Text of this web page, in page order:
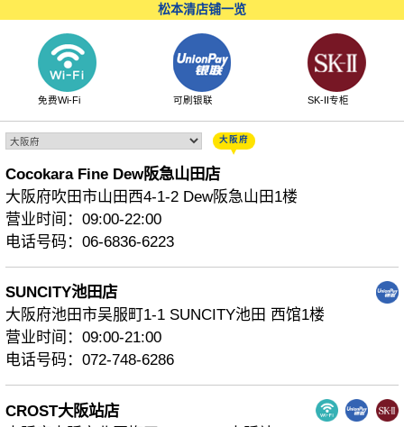
松本清店铺一览
免费Wi-Fi 可刷银联 SK-II专柜
大阪府
Cocokara Fine Dew阪急山田店
大阪府吹田市山田西4-1-2 Dew阪急山田1楼
营业时间：09:00‐22:00
电话号码：06-6836-6223
SUNCITY池田店
大阪府池田市吴服町1-1 SUNCITY池田 西馆1楼
营业时间：09:00-21:00
电话号码：072-748-6286
CROST大阪站店